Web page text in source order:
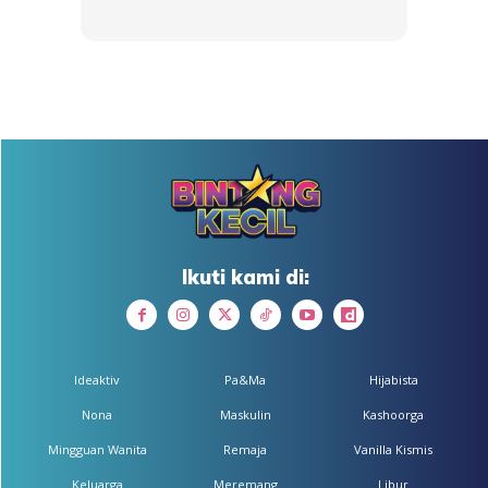
Ikuti kami di:
Ideaktiv
Nona
Mingguan Wanita
Keluarga
Pa&Ma
Maskulin
Remaja
Meremang
Hijabista
Kashoorga
Vanilla Kismis
Libur